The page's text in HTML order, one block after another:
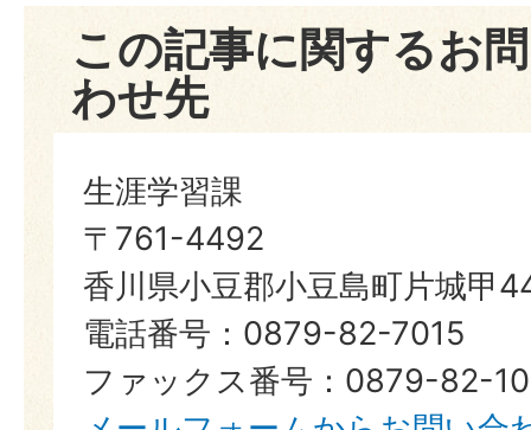
この記事に関するお
わせ先
生涯学習課
〒761-4492
香川県小豆郡小豆島町片城甲
電話番号：0879-82-7015
ファックス番号：0879-82-